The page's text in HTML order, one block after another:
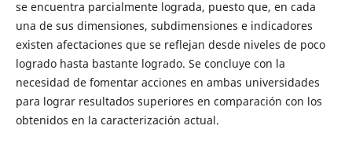
se encuentra parcialmente lograda, puesto que, en cada
una de sus dimensiones, subdimensiones e indicadores
existen afectaciones que se reflejan desde niveles de poco
logrado hasta bastante logrado. Se concluye con la
necesidad de fomentar acciones en ambas universidades
para lograr resultados superiores en comparación con los
obtenidos en la caracterización actual.